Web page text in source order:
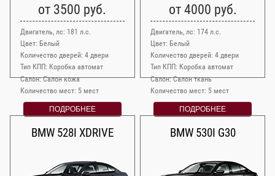
от 3500 руб.
Двигатель, лс: 181 л.с.
Цвет: Белый
Количество дверей: 4 двери
Тип КПП: Коробка автомат
Салон: Салон кожа
Количество мест: 5 мест
ПОДРОБНЕЕ
от 4000 руб.
Двигатель, лс: 174 л.с.
Цвет: Белый
Количество дверей: 4 двери
Тип КПП: Коробка автомат
Салон: Салон ткань
Количество мест: 5 мест
ПОДРОБНЕЕ
BMW 528I XDRIVE BMW 530I G30